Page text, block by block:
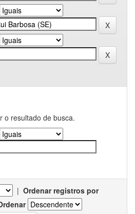
o resultado de busca.
| Ordenar registros por